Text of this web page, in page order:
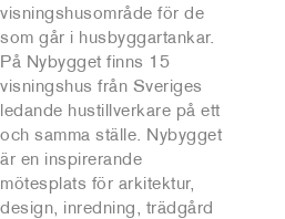
visningshusområde för de
som går i husbyggartankar.
På Nybygget finns 15
visningshus från Sveriges
ledande hustillverkare på ett
och samma ställe. Nybygget
är en inspirerande
mötesplats för arkitektur,
design, inredning, trädgård